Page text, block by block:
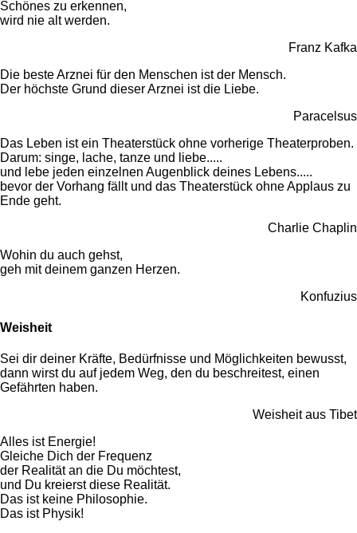
Schönes zu erkennen,
wird nie alt werden.
Franz Kafka
Die beste Arznei für den Menschen ist der Mensch.
Der höchste Grund dieser Arznei ist die Liebe.
Paracelsus
Das Leben ist ein Theaterstück ohne vorherige Theaterproben.
Darum: singe, lache, tanze und liebe.....
und lebe jeden einzelnen Augenblick deines Lebens.....
bevor der Vorhang fällt und das Theaterstück ohne Applaus zu
Ende geht.
Charlie Chaplin
Wohin du auch gehst,
geh mit deinem ganzen Herzen.
Konfuzius
Weisheit
Sei dir deiner Kräfte, Bedürfnisse und Möglichkeiten bewusst,
dann wirst du auf jedem Weg, den du beschreitest, einen
Gefährten haben.
Weisheit aus Tibet
Alles ist Energie!
Gleiche Dich der Frequenz
der Realität an die Du möchtest,
und Du kreierst diese Realität.
Das ist keine Philosophie.
Das ist Physik!